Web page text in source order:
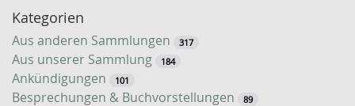
S
u
c
h
e
Kategorien
Aus anderen Sammlungen 317
Aus unserer Sammlung 184
Ankündigungen 101
Besprechungen & Buchvorstellungen 89